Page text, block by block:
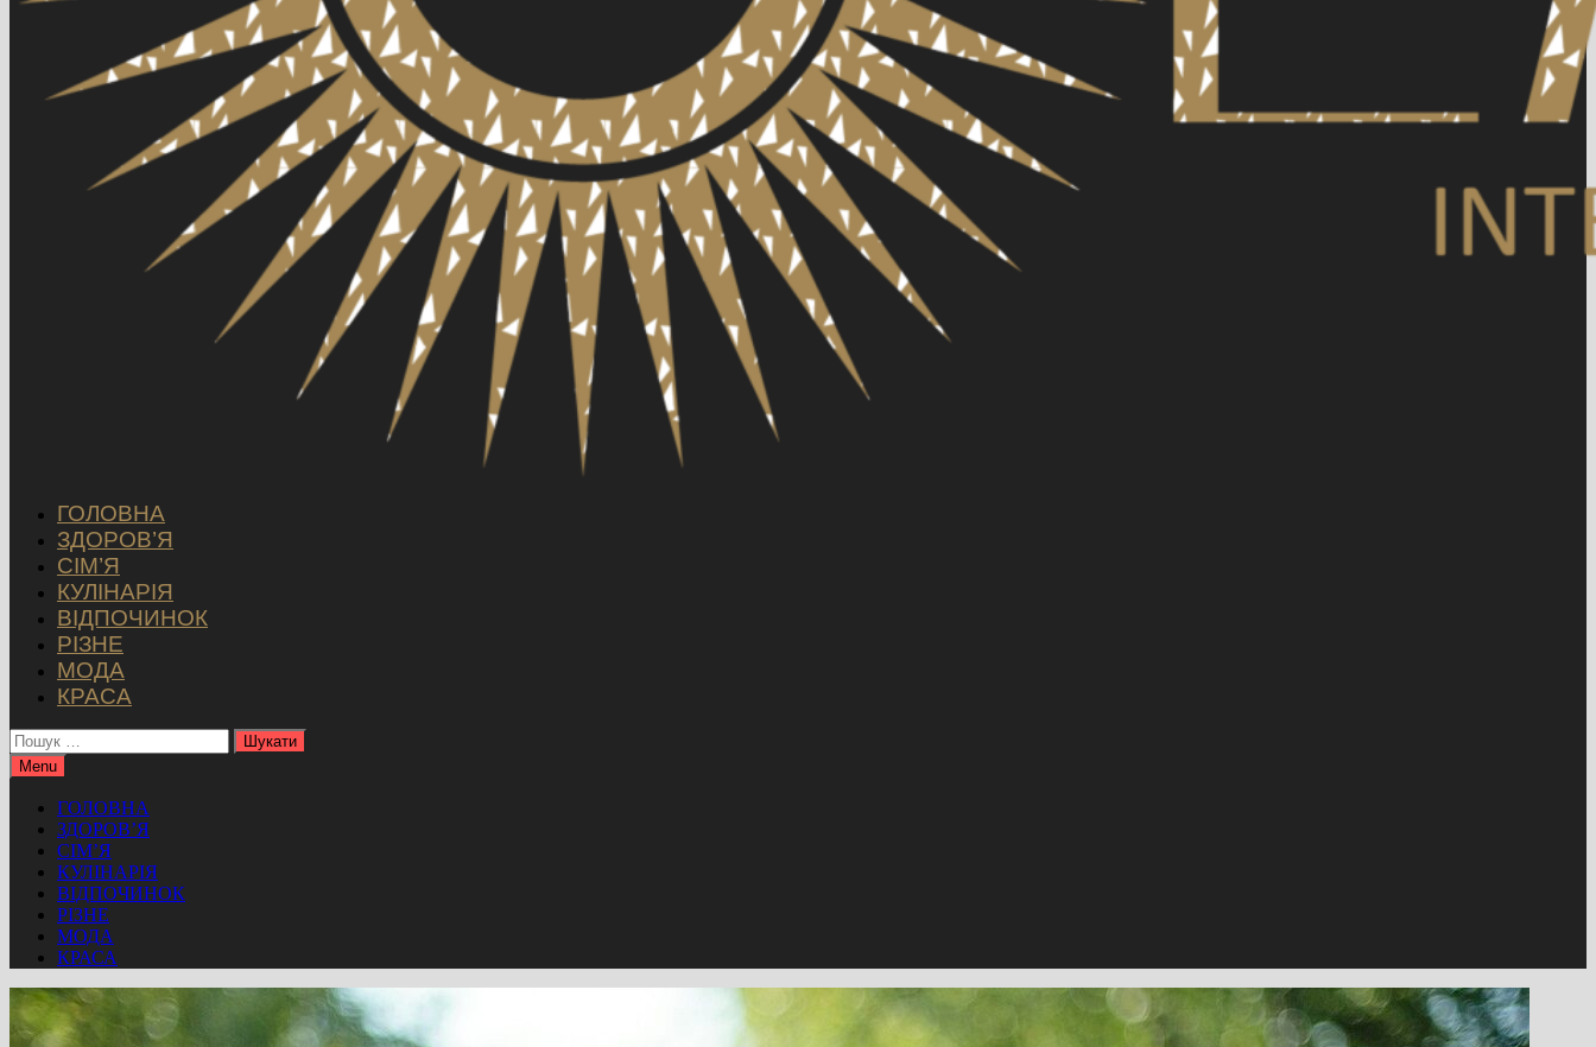
ГОЛОВНА
ЗДОРОВ’Я
СІМ’Я
КУЛІНАРІЯ
ВІДПОЧИНОК
РІЗНЕ
МОДА
КРАСА
Пошук:
Menu
ГОЛОВНА
ЗДОРОВ’Я
СІМ’Я
КУЛІНАРІЯ
ВІДПОЧИНОК
РІЗНЕ
МОДА
КРАСА